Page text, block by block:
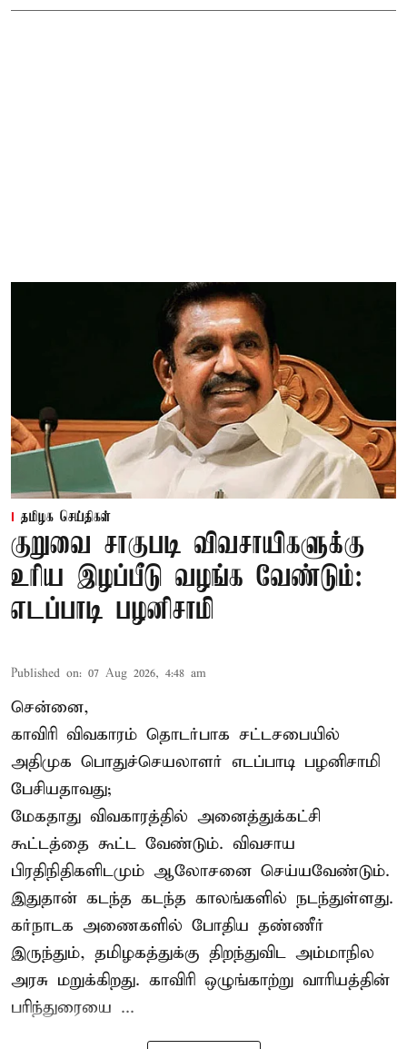
தமிழக செய்திகள்
குறுவை சாகுபடி விவசாயிகளுக்கு
உரிய இழப்பீடு வழங்க வேண்டும்:
எடப்பாடி பழனிசாமி
Published on: 07 Aug 2026, 4:48 am
சென்னை,
காவிரி விவகாரம் தொடர்பாக சட்டசபையில்
அதிமுக பொதுச்செயலாளர் எடப்பாடி பழனிசாமி
பேசியதாவது;
மேகதாது விவகாரத்தில் அனைத்துக்கட்சி
கூட்டத்தை கூட்ட வேண்டும். விவசாய
பிரதிநிதிகளிடமும் ஆலோசனை செய்யவேண்டும்.
இதுதான் கடந்த கடந்த காலங்களில் நடந்துள்ளது.
கர்நாடக அணைகளில் போதிய தண்ணீர்
இருந்தும், தமிழகத்துக்கு திறந்துவிட அம்மாநில
அரசு மறுக்கிறது. காவிரி ஒழுங்காற்று வாரியத்தின்
பரிந்துரையை ...